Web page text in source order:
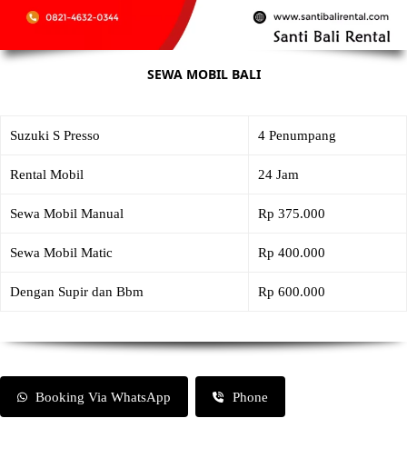
SEWA MOBIL BALI
Suzuki S Presso 4 Penumpang
Rental Mobil 24 Jam
Sewa Mobil Manual Rp 375.000
Sewa Mobil Matic Rp 400.000
Dengan Supir dan Bbm Rp 600.000
Booking Via WhatsApp Phone